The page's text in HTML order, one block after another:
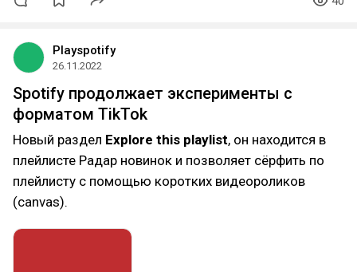
Playspotify
26.11.2022
Spotify продолжает эксперименты с
форматом TikTok
Новый раздел Explore this playlist, он находится в
плейлисте Радар новинок и позволяет сёрфить по
плейлисту с помощью коротких видеороликов
(canvas).